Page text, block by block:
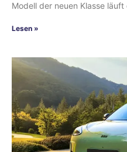
Modell der neuen Klasse
Lesen »